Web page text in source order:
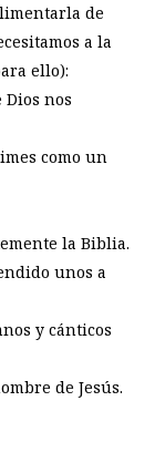
de
a la
ello):
Dios nos
como un
la Biblia.
unos a
y cánticos
de Jesús.